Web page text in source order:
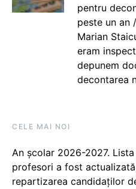
pentru
peste un an
Marian
eram
depunem
decontarea
CELE MAI NOI
An școlar 2026-2027.
profesori a fost
repartizarea candidaților